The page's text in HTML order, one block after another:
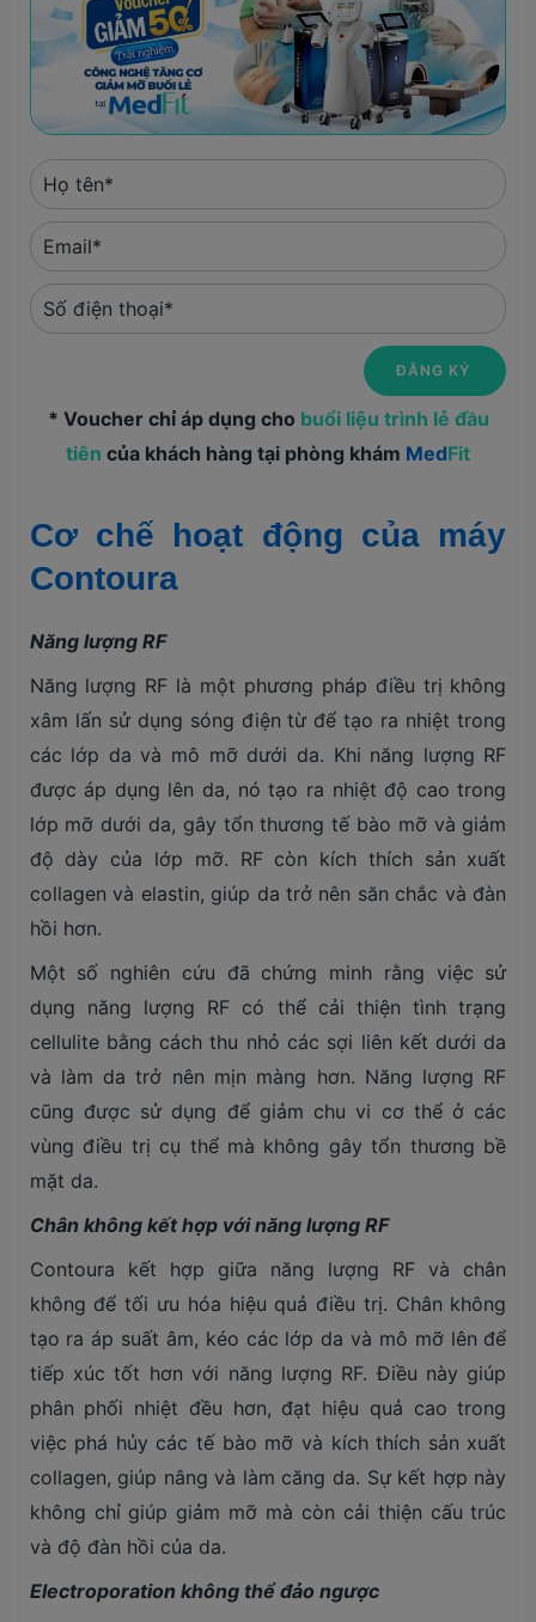
* Voucher chỉ áp dụng cho buổi liệu trình lẻ đầu
tiên của khách hàng tại phòng khám MedFit
Cơ chế hoạt động của máy
Contoura
Năng lượng RF
Năng lượng RF là một phương pháp điều trị không
xâm lấn sử dụng sóng điện từ để tạo ra nhiệt trong
các lớp da và mô mỡ dưới da. Khi năng lượng RF
được áp dụng lên da, nó tạo ra nhiệt độ cao trong
lớp mỡ dưới da, gây tổn thương tế bào mỡ và giảm
độ dày của lớp mỡ. RF còn kích thích sản xuất
collagen và elastin, giúp da trở nên săn chắc và đàn
hồi hơn.
Một số nghiên cứu đã chứng minh rằng việc sử
dụng năng lượng RF có thể cải thiện tình trạng
cellulite bằng cách thu nhỏ các sợi liên kết dưới da
và làm da trở nên mịn màng hơn. Năng lượng RF
cũng được sử dụng để giảm chu vi cơ thể ở các
vùng điều trị cụ thể mà không gây tổn thương bề
mặt da​.
Chân không kết hợp với năng lượng RF
Contoura kết hợp giữa năng lượng RF và chân
không để tối ưu hóa hiệu quả điều trị. Chân không
tạo ra áp suất âm, kéo các lớp da và mô mỡ lên để
tiếp xúc tốt hơn với năng lượng RF. Điều này giúp
phân phối nhiệt đều hơn, đạt hiệu quả cao trong
việc phá hủy các tế bào mỡ và kích thích sản xuất
collagen, giúp nâng và làm căng da. Sự kết hợp này
không chỉ giúp giảm mỡ mà còn cải thiện cấu trúc
và độ đàn hồi của da.
Electroporation không thể đảo ngược